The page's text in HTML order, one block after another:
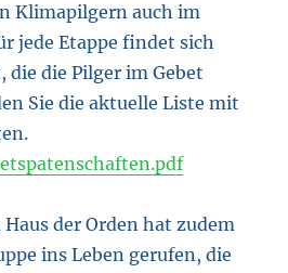
Klimapilgern auch im
jede Etappe findet sich
die die Pilger im Gebet
Sie die aktuelle Liste mit
der Orden hat zudem
ins Leben gerufen, die